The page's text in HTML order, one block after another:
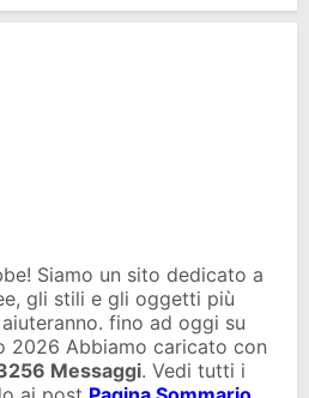
Siamo un sito dedicato a
gli stili e gli oggetti più
fino ad oggi su
2026 Abbiamo caricato con
Messaggi. Vedi tutti i